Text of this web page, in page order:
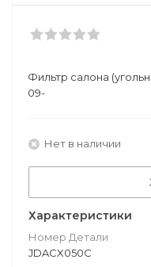
Фильтр салона
09-
Нет в наличии
Характеристики
Номер Детали
JDACX050C